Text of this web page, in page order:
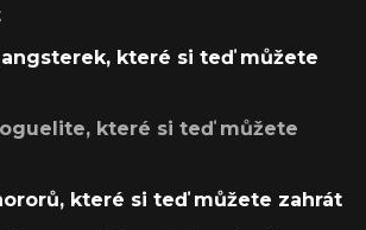
které si teď můžete
které si teď můžete
které si teď můžete zahrát